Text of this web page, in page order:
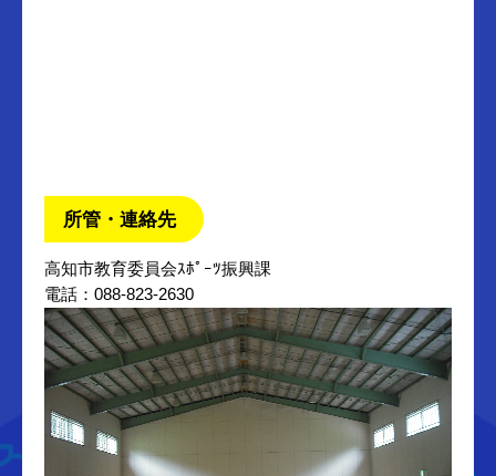
所管・連絡先
高知市教育委員会ｽﾎﾟｰﾂ振興課
電話：088-823-2630